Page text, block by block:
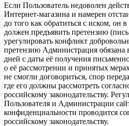
Если Пользователь недоволен
Интернет-магазина и намерен
до того как обратиться с иском, он
должен предъявить претензию
урегулировать конфликт
претензию Администрация обязана
дней с даты её получения
о её рассмотрении и принятых
не смогли договориться, спор
где его должны рассмотреть
российскому законодательству.
Пользователя и Администрации
конфиденциальности проводится
российскому законодательству.